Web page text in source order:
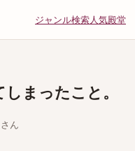
ジャンル検索人気殿堂
まったこと。
ん